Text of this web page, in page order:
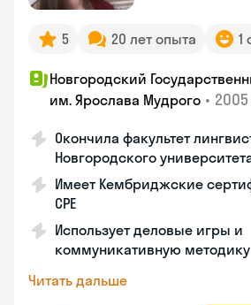
5 20 лет опыта 1
Новгородский
им. Ярослава Мудрого • 2005
Окончила факультет
Новгородского
Имеет Кембриджские
CPE
Использует деловые игры и
коммуникативную методику
Читать дальше